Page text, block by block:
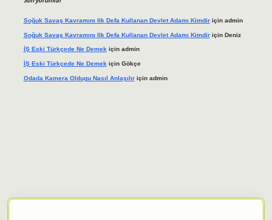
Soğuk Savaş Kavramını Ilk Defa Kullanan Devlet Adamı Kimdiriçin admin
Soğuk Savaş Kavramını Ilk Defa Kullanan Devlet Adamı Kimdiriçin Deniz
İŞ Eski Türkçede Ne Demekiçin admin
İŞ Eski Türkçede Ne Demek için Gökçe
Odada Kamera Oldugu Nasıl Anlaşılıriçin admin